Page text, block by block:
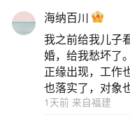
的问题，但是小问
面就这个问题给大
一、2026年哪天
农历三月初三
海纳百川
我之前给我儿子
婚，给我愁坏了
正缘出现，工作
也落实了，对象
1天前 来自福建